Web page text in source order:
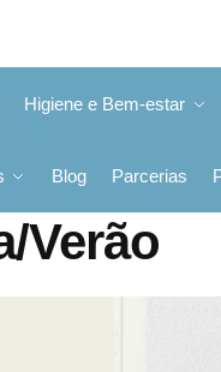
Higiene e Bem-estar
Blog Parcerias
Verão